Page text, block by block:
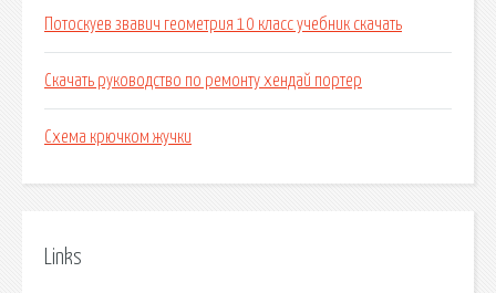
Потоскуев звавич геометрия 10 класс учебник скачать
Скачать руководство по ремонту хендай портер
Схема крючком жучки
Links